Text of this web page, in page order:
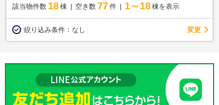
該当物件数 18棟 空き数 77 件 1～18 棟を表示
絞り込み条件： なし 変更